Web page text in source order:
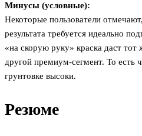
Минусы (условные):
Некоторые пользователи
результата требуется идеально
«на скорую руку» краска даст тот
другой премиум-сегмент. То есть
грунтовке высоки.
Резюме